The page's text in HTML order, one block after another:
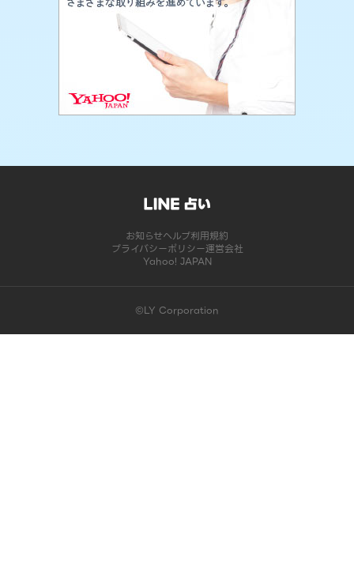
お知らせヘルプ利用規約
プライバシーポリシー運営会社
Yahoo! JAPAN
©LY Corporation
このコンテンツは掲載が終了しました | LINE占い